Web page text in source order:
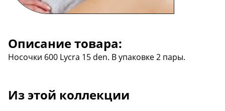
Описание товара:
Носочки 600 Lycra 15 den. В упаковке 2 пары.
Из этой коллекции